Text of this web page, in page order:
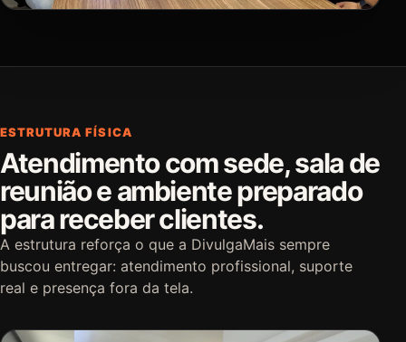
ESTRUTURA FÍSICA
Atendimento com sede, sala de
reunião e ambiente preparado
para receber clientes.
A estrutura reforça o que a DivulgaMais sempre
buscou entregar: atendimento profissional, suporte
real e presença fora da tela.